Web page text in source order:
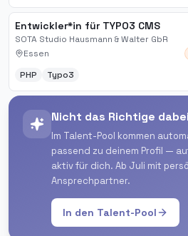
Entwickler*in für TYPO3 CMS
SOTA Studio Hausmann & Walter GbR
Essen
PHP
Typo3
Nicht das Richtige
Im Talent-Pool kommen
passend zu deinem Profil —
aktiv für dich. Ab Juli mit
Ansprechpartner.
In den Talent-Pool